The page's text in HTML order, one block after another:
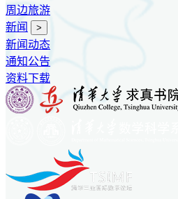
周边旅游
新闻
>
新闻动态
通知公告
资料下载